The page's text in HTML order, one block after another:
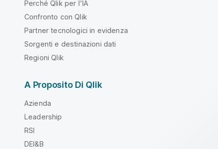
Perché Qlik per l'IA
Confronto con Qlik
Partner tecnologici in evidenza
Sorgenti e destinazioni dati
Regioni Qlik
A Proposito Di Qlik
Azienda
Leadership
RSI
DEI&B